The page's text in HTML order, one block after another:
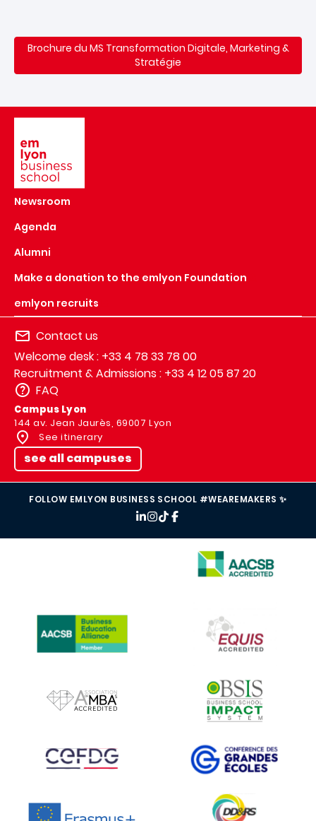
Brochure du MS Transformation Digitale, Marketing &
Stratégie
Newsroom
Agenda
Alumni
Make a donation to the emlyon Foundation
emlyon recruits
Contact us
Welcome desk : +33 4 78 33 78 00
Recruitment & Admissions : +33 4 12 05 87 20
FAQ
Campus Lyon
144 av. Jean Jaurès, 69007 Lyon
See itinerary
see all campuses
FOLLOW EMLYON BUSINESS SCHOOL #WEAREMAKERS ✨
IMAGE
IMAGE
IMAGE
IMAGE IMAGE